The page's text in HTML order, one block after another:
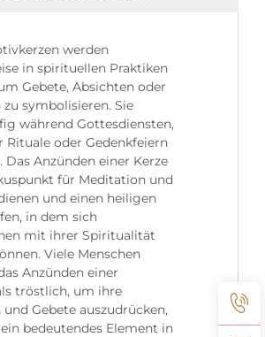
werden
in spirituellen Praktiken
Gebete, Absichten oder
symbolisieren. Sie
während Gottesdiensten,
Rituale oder Gedenkfeiern
Das Anzünden einer Kerze
für Meditation und
und einen heiligen
in dem sich
mit ihrer Spiritualität
Viele Menschen
Anzünden einer
tröstlich, um ihre
Gebete auszudrücken,
bedeutendes Element in